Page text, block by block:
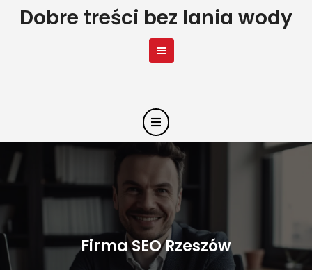
SkipDobre treści bez lania wody
Firma SEO Rzeszów